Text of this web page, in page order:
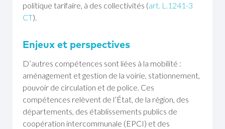
politique tarifaire, à des collectivités (art. L.1241-3
CT).
Enjeux et perspectives
D’autres compétences sont liées à la mobilité :
aménagement et gestion de la voirie, stationnement,
pouvoir de circulation et de police. Ces
compétences relèvent de l’État, de la région, des
départements, des établissements publics de
coopération intercommunale (EPCI) et des